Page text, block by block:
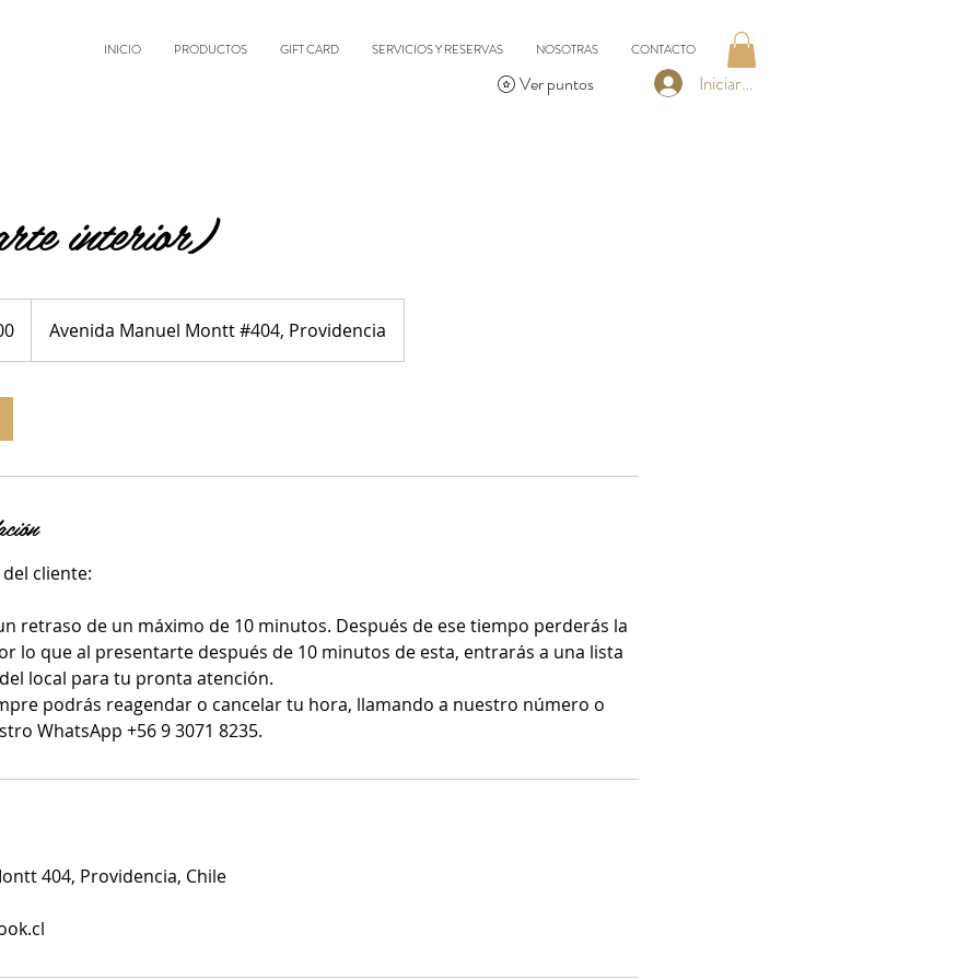
INICIO PRODUCTOS GIFT CARD SERVICIOS Y RESERVAS NOSOTRAS CONTACTO
Iniciar sesión
Ver puntos
interior)
Avenida Manuel Montt #404, Providencia
cliente:
retraso de un máximo de 10 minutos. Después de ese tiempo perderás la
lo que al presentarte después de 10 minutos de esta, entrarás a una lista
local para tu pronta atención.
podrás reagendar o cancelar tu hora, llamando a nuestro número o
WhatsApp +56 9 3071 8235.
404, Providencia, Chile